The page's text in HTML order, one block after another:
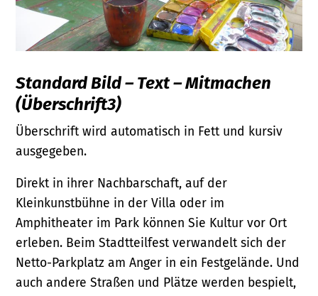
Standard Bild – Text – Mitmachen
(Überschrift3)
Überschrift wird automatisch in Fett und kursiv
ausgegeben.
Direkt in ihrer Nachbarschaft, auf der
Kleinkunstbühne in der Villa oder im
Amphitheater im Park können Sie Kultur vor Ort
erleben. Beim Stadtteilfest verwandelt sich der
Netto-Parkplatz am Anger in ein Festgelände. Und
auch andere Straßen und Plätze werden bespielt,